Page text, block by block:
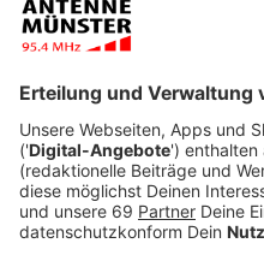
Ansatz von NDIX.
Investmentgesellschaft
werden die
ist sehr effektiv. Und es
der Idee ein
westliche Nachbar gilt als
Bau und die optimale
Glasfaserverbindungen